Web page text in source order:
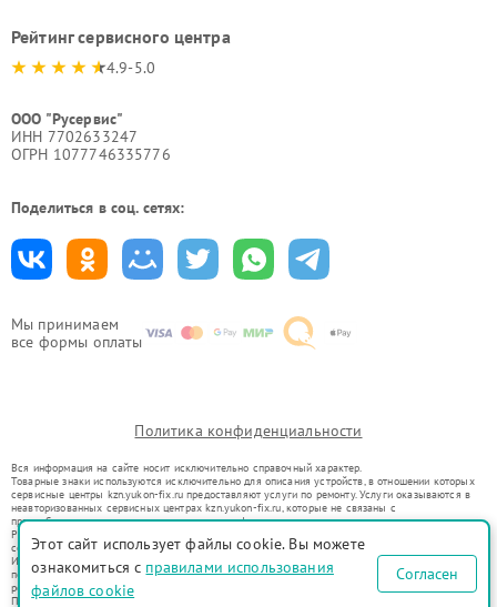
Мы принимаем
все формы оплаты
Рейтинг сервисного центра
4.9-5.0
ООО "Русервис"
ИНН 7702633247
ОГРН 1077746335776
Поделиться в соц. сетях:
Политика конфиденциальности
Вся информация на сайте носит исключительно справочный характер.
Товарные знаки используются исключительно для описания устройств, в отношении которых
сервисные центры kzn.yukon-fix.ru предоставляют услуги по ремонту. Услуги оказываются в
неавторизованных сервисных центрах kzn.yukon-fix.ru, которые не связаны с
правообладателями товарных знаков или их официальными представителями.
Ремонт осуществляется для устройств, уже введенных в гражданский оборот в соответствии
со статьей 1487 ГК РФ.
Использование товарных знаков не преследует цели индивидуализации услуг или введения
потребителей в заблуждение, а служит для информирования о предоставляемых услугах по
ремонту техники указанных брендов.
Представленная на сайте информация не является публичной офертой, определяемой
Этот сайт использует файлы cookie. Вы можете
ознакомиться с правилами использования
файлов cookie
Согласен